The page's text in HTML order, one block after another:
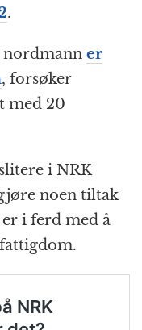
.
nordmann er
, forsøker
med 20
i NRK
noen tiltak
i ferd med å